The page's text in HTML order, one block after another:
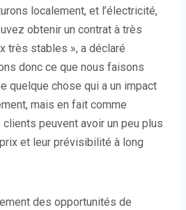
localement, et l’électricité,
obtenir un contrat à très
très stables », a déclaré
donc ce que nous faisons
quelque chose qui a un impact
mais en fait comme
peuvent avoir un peu plus
et leur prévisibilité à long
des opportunités de